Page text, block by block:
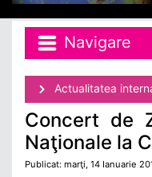
Navigare
Actualitatea
Concert de
Naţionale la
Publicat: marţi, 14 Ianuarie